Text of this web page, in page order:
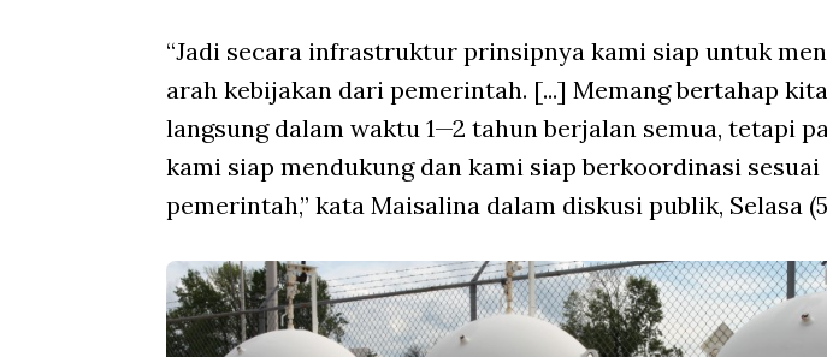
“Jadi secara infrastruktur prinsipnya kami siap untuk
arah kebijakan dari pemerintah. [...] Memang bertahap
langsung dalam waktu 1—2 tahun berjalan semua, tetapi
kami siap mendukung dan kami siap berkoordinasi sesuai
pemerintah,” kata Maisalina dalam diskusi publik, Selasa